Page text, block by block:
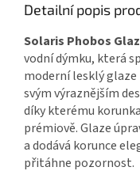
Detailní popis
Solaris Phobos
vodní dýmku, která
moderní lesklý glaze
svým výraznějším
díky kterému
prémiově. Glaze
a dodává korunce
přitáhne pozornost.